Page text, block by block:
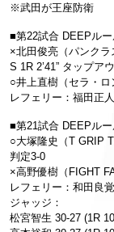
※武田が王座防衛
■第22試合 DEEPル
×北田俊亮（パンクラ
S 1R 2’41” タップア
○井上直樹（セラ・ロ
レフェリー：福田正人
■第21試合 DEEPル
○大塚隆史（T GRIP
判定3-0
×高野優樹（FIGHT
レフェリー：和田良覚
ジャッジ：
松宮智生 30-27 (1R